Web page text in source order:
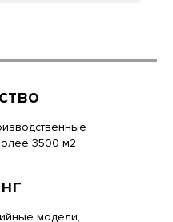
3500 м2
модели,